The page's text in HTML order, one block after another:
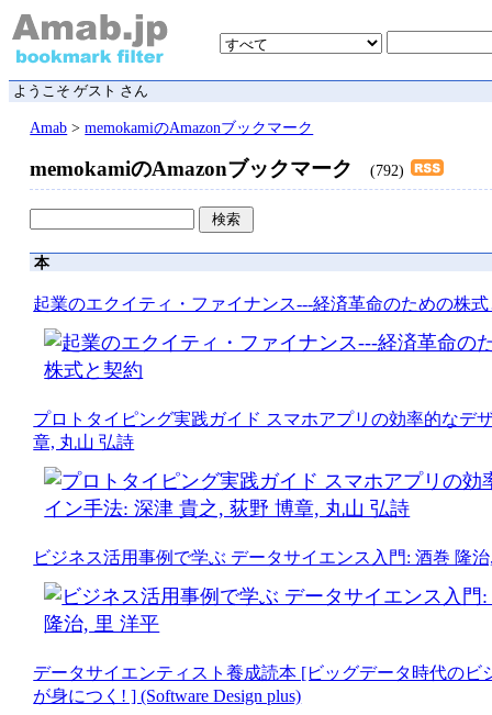
ようこそ ゲスト さん
Amab >memokamiのAmazonブックマーク
memokamiのAmazonブックマーク (792)
本
起業のエクイティ・ファイナンス---経済革命のための株
プロトタイピング実践ガイド スマホアプリの効率的なデ
章, 丸山 弘詩
ビジネス活用事例で学ぶ データサイエンス入門: 酒巻 隆
データサイエンティスト養成読本 [ビッグデータ時代のビ
が身につく! ] (Software Design plus)